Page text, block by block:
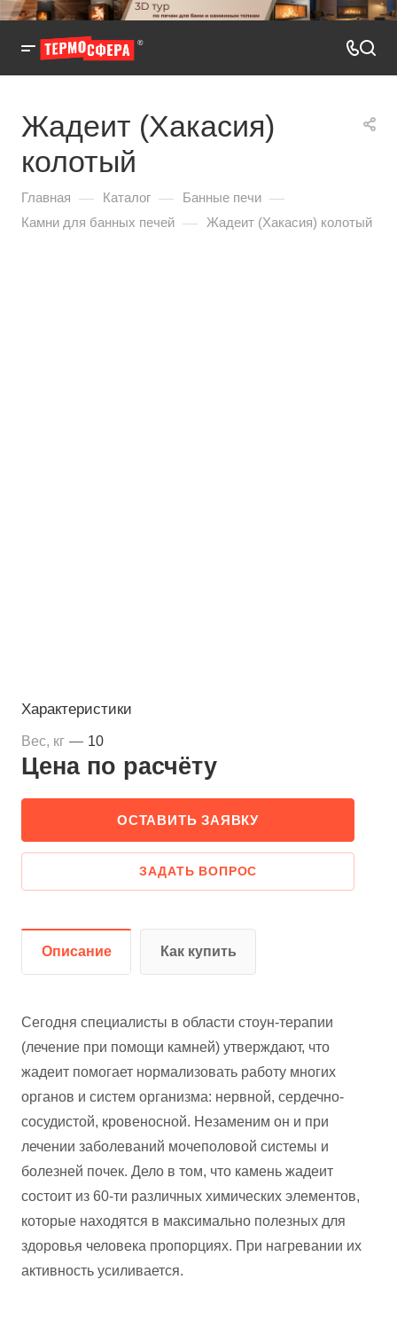
Жадеит (Хакасия)
колотый
Главная — Каталог — Банные печи —
Камни для банных печей — Жадеит (Хакасия) колотый
Характеристики
Вес, кг — 10
Цена по расчёту
ОСТАВИТЬ ЗАЯВКУ
ЗАДАТЬ ВОПРОС
Описание Как купить
Сегодня специалисты в области стоун-терапии
(лечение при помощи камней) утверждают, что
жадеит помогает нормализовать работу многих
органов и систем организма: нервной, сердечно-
сосудистой, кровеносной. Незаменим он и при
лечении заболеваний мочеполовой системы и
болезней почек. Дело в том, что камень жадеит
состоит из 60-ти различных химических элементов,
которые находятся в максимально полезных для
здоровья человека пропорциях. При нагревании их
активность усиливается.